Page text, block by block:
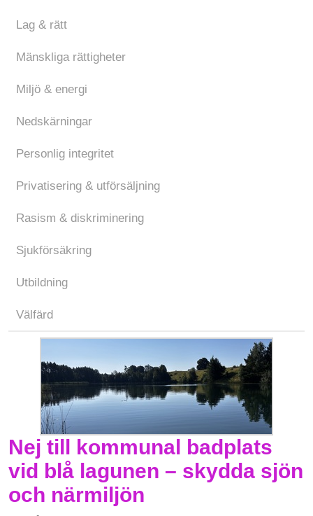
Lag & rätt
Mänskliga rättigheter
Miljö & energi
Nedskärningar
Personlig integritet
Privatisering & utförsäljning
Rasism & diskriminering
Sjukförsäkring
Utbildning
Välfärd
Nej till kommunal badplats
vid blå lagunen – skydda sjön
och närmiljön